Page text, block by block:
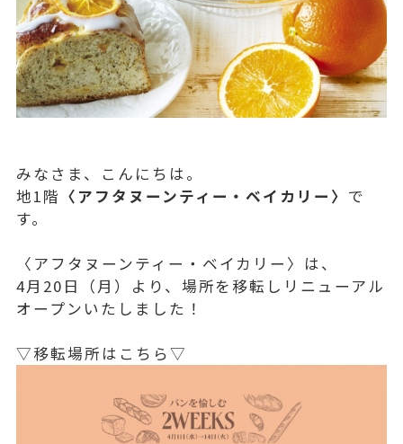
みなさま、こんにちは。
地1階 〈アフタヌーンティー・ベイカリー〉 で
す。
〈アフタヌーンティー・ベイカリー〉は、
4月20日（月）より、場所を移転し リニューアル
オープンいたしました！
▽移転場所はこちら▽